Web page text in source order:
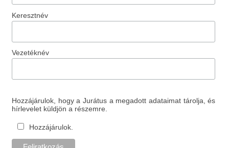
Keresztnév
Vezetéknév
Hozzájárulok, hogy a Jurátus a megadott adataimat tárolja, és
hírlevelet küldjön a részemre.
Hozzájárulok.